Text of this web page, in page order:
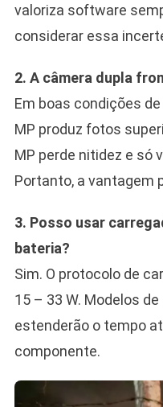
valoriza software
considerar essa
2. A câmera dupla
Em boas condições
MP produz fotos
MP perde nitidez e só
Portanto, a vantagem
3. Posso usar
bateria?
Sim. O protocolo de
15 – 33 W. Modelos
estenderão o tempo
componente.